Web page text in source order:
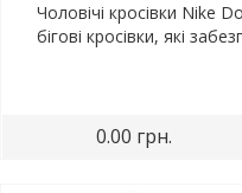
Чоловічі кросівки Nike
бігові кросівки, які
0.00 грн.